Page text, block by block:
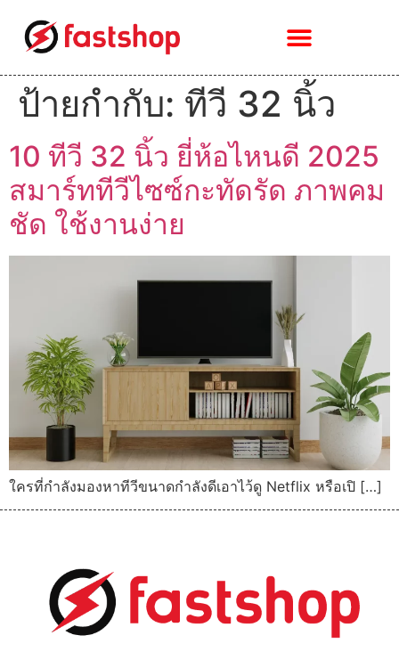
ป้ายกำกับ: ทีวี 32 นิ้ว
10 ทีวี 32 นิ้ว ยี่ห้อไหนดี 2025
สมาร์ททีวีไซซ์กะทัดรัด ภาพคม
ชัด ใช้งานง่าย
ใครที่กำลังมองหาทีวีขนาดกำลังดีเอาไว้ดู Netflix หรือเปิ […]